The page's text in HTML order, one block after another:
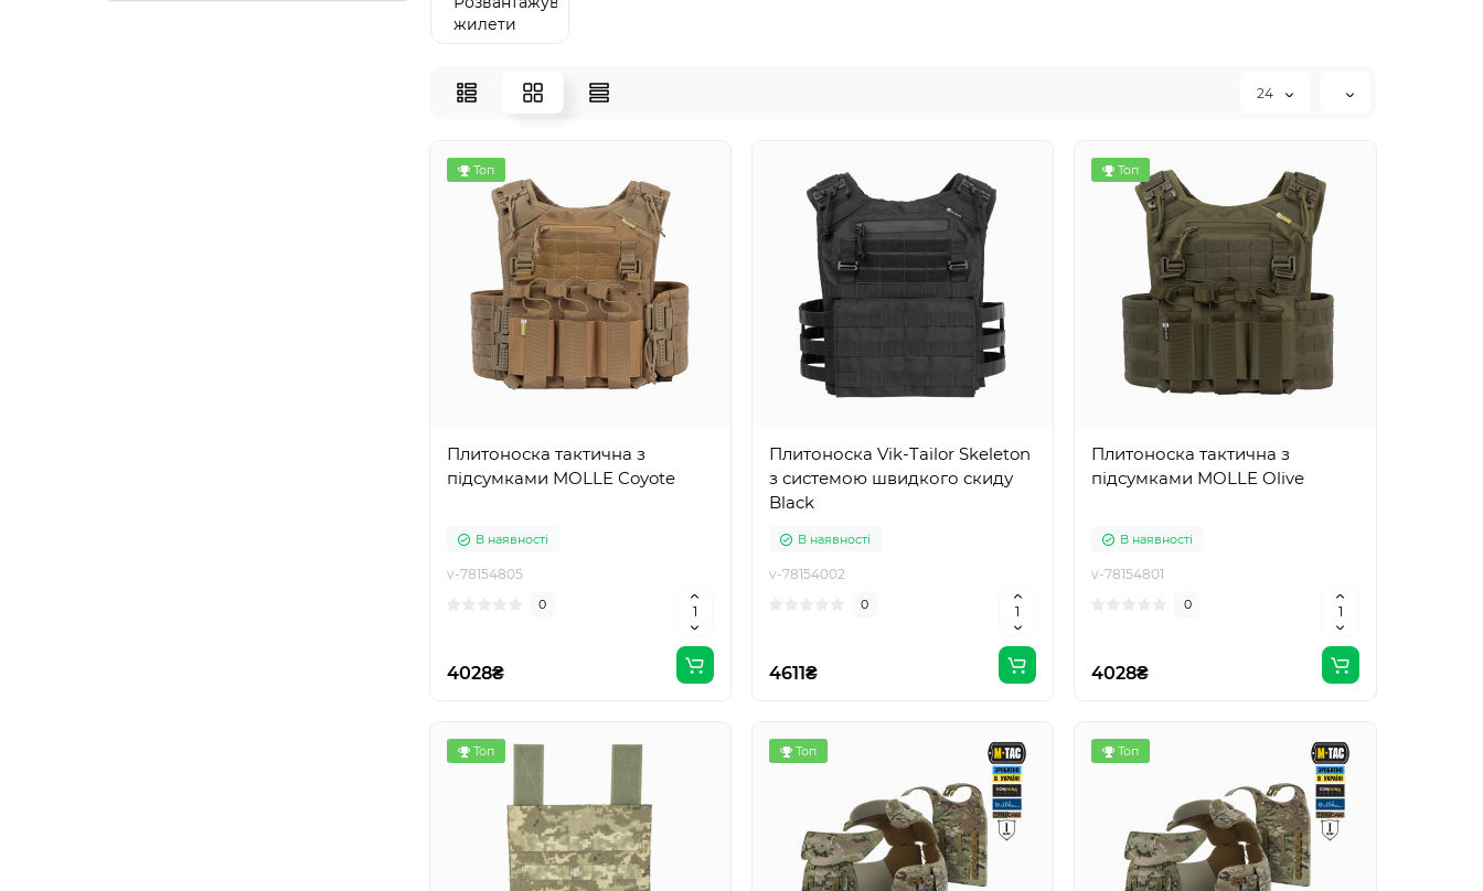
жилети
24
Топ
Плитоноска тактична з
підсумками MOLLE Coyote
В наявності
v-78154805
0
4028₴
Плитоноска Vik-Tailor Skeleton
з системою швидкого скиду
Black
В наявності
v-78154002
0
4611₴
Топ
Плитоноска тактична з
підсумками MOLLE Olive
В наявності
v-78154801
0
4028₴
Топ Топ Топ